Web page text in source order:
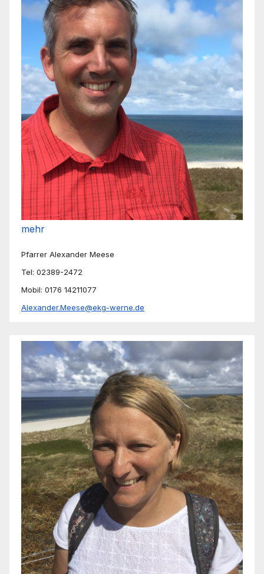
mehr
Pfarrer Alexander Meese
Tel: 02389-2472
Mobil: 0176 14211077
Alexander.Meese@ekg-werne.de